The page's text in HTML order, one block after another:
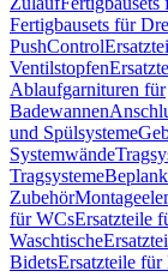
Fertigbausets für
PushControl
Ventilstopfen
Ablaufgarnituren für
Badewannen
und Spülsysteme
Systemwände
Tragsysteme
Zubehör
für WCsErsatzteile
Waschtische
BidetsErsatzteile für